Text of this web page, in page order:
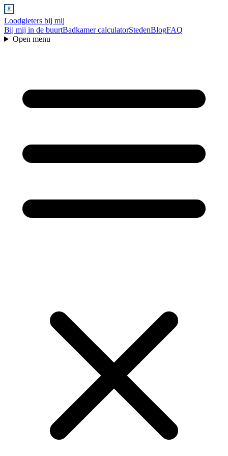
Loodgieters bij mij
Bij mij in de buurtBadkamer calculatorStedenBlogFAQ
Open menu